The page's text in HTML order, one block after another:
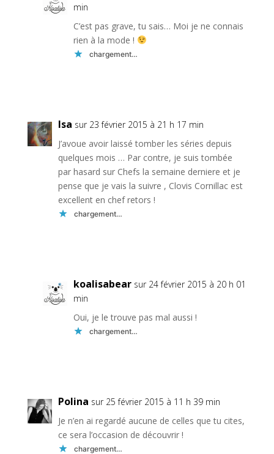
min
C’est pas grave, tu sais… Moi je ne connais
rien à la mode !
chargement…
Isa sur 23 février 2015 à 21 h 17 min
J’avoue avoir laissé tomber les séries depuis
quelques mois … Par contre, je suis tombée
par hasard sur Chefs la semaine derniere et je
pense que je vais la suivre , Clovis Cornillac est
excellent en chef retors !
chargement…
koalisabear sur 24 février 2015 à 20 h 01
min
Oui, je le trouve pas mal aussi !
chargement…
Polina sur 25 février 2015 à 11 h 39 min
Je n’en ai regardé aucune de celles que tu cites,
ce sera l’occasion de découvrir !
chargement…